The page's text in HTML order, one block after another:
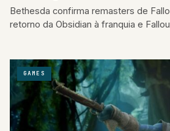
Bethesda confirma remasters de
retorno da Obsidian à franquia e
GAMES